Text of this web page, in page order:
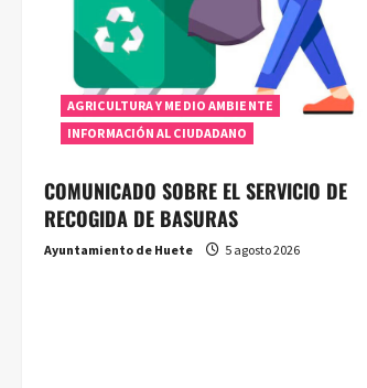
AGRICULTURA Y MEDIO AMBIENTE
INFORMACIÓN AL CIUDADANO
COMUNICADO SOBRE EL SERVICIO DE
RECOGIDA DE BASURAS
Ayuntamiento de Huete 5 agosto 2026